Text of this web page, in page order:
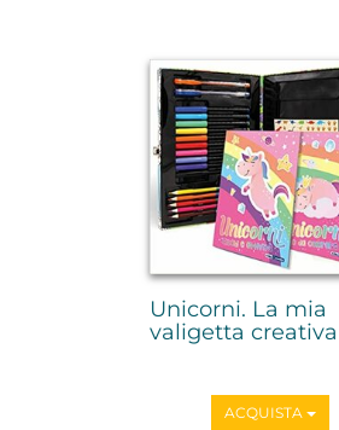
Unicorni. La mia
valigetta creativa
ACQUISTA